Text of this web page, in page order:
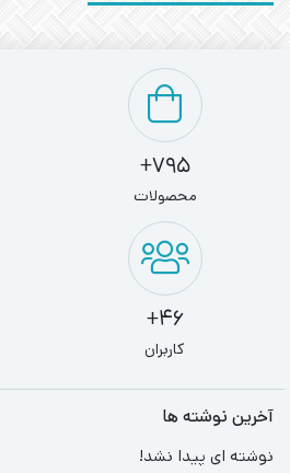
795+
محصولات
46+
کاربران
آخرین نوشته ها
نوشته ای پیدا نشد!